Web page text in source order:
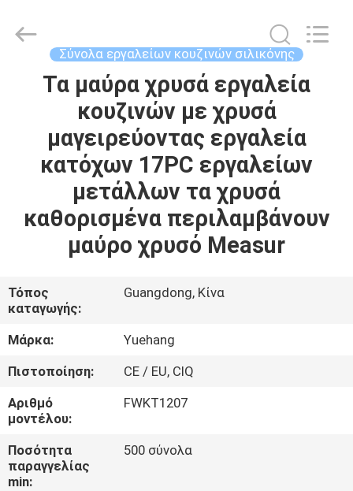
ΣΠΊΤΙ
ΠΡΟΪΌΝΤΑ
ΠΕΡΊΠΟΥ
ΕΜΕΊΣ
ΕΡΓΟΣΤΑΣΊΩΝ
ΠΟΙΟΤΙΚΌΣ
ΈΛΕΓΧΟΣ
ΜΑΣ
ΕΛΆΤΕ
ΣΕ
Trading
Co.,Ltd..
Σύνολα εργαλείων κουζινών σιλικόνης
Τα μαύρα χρυσά εργαλεία
κουζινών με χρυσά
μαγειρεύοντας εργαλεία
κατόχων 17PC εργαλείων
μετάλλων τα χρυσά
καθορισμένα περιλαμβάνουν
μαύρο χρυσό Measur
Τόπος
καταγωγής:
Guangdong, Κίνα
Μάρκα:
Yuehang
Πιστοποίηση:
CE / EU, CIQ
Αριθμό
μοντέλου:
FWKT1207
Ποσότητα
παραγγελίας
min:
500 σύνολα